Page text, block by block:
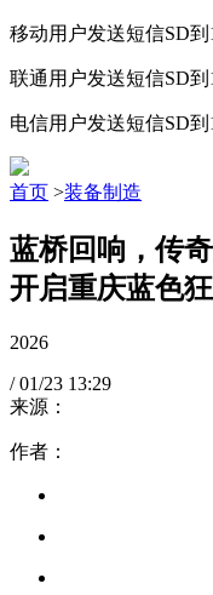
移动用户发送短信SD到
联通用户发送短信SD到
电信用户发送短信SD到
首页 >装备制造
蓝桥回响，传
开启重庆蓝色
2026
/ 01/23 13:29
来源：
作者：